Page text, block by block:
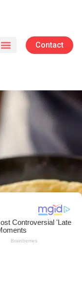
Contact